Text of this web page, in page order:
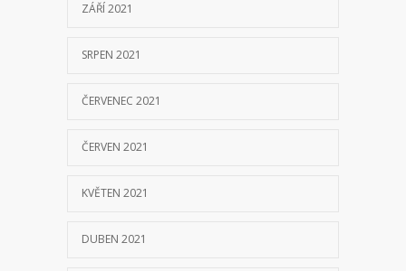
ZÁŘÍ 2021
SRPEN 2021
ČERVENEC 2021
ČERVEN 2021
KVĚTEN 2021
DUBEN 2021